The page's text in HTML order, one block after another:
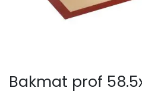
Bakmat prof